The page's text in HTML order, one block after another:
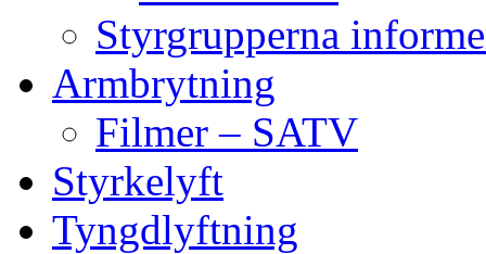
Styrgrupperna
Armbrytning
Filmer – SATV
Styrkelyft
Tyngdlyftning